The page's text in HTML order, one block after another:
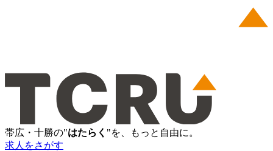
帯広・十勝の"はたらく "を、もっと自由に。
求人をさがす